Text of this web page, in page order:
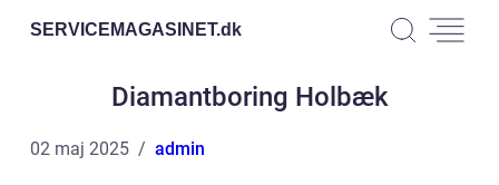
SERVICEMAGASINET.dk
Diamantboring Holbæk
02 maj 2025 admin